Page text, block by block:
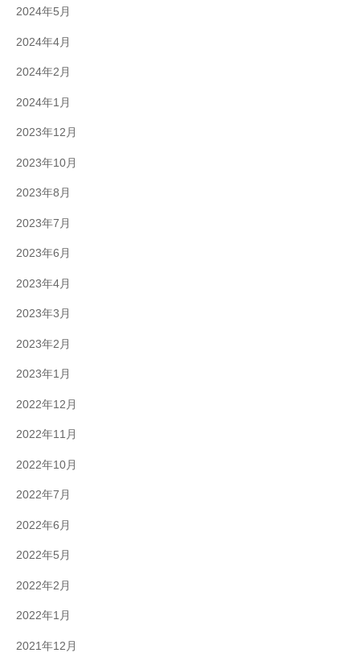
2024年5月
2024年4月
2024年2月
2024年1月
2023年12月
2023年10月
2023年8月
2023年7月
2023年6月
2023年4月
2023年3月
2023年2月
2023年1月
2022年12月
2022年11月
2022年10月
2022年7月
2022年6月
2022年5月
2022年2月
2022年1月
2021年12月